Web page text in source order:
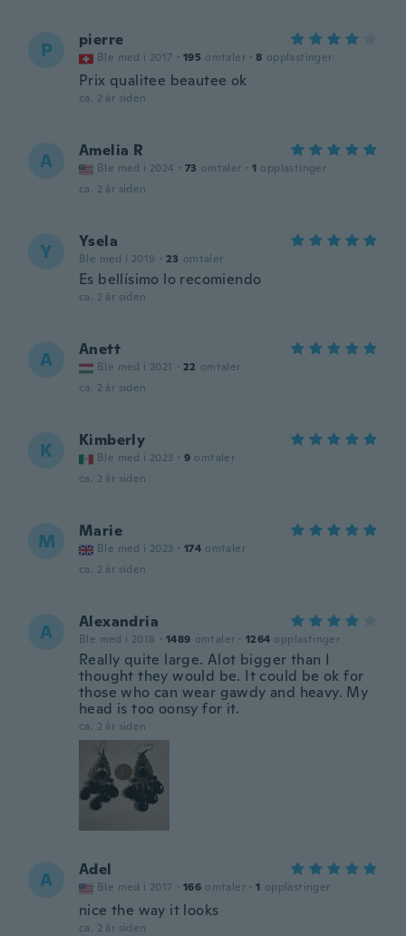
P pierre
Ble med i 2017 · 195 omtaler · 8 opplastinger
Prix qualitee beautee ok
ca. 2 år siden
A Amelia R
Ble med i 2024 · 73 omtaler · 1 opplastinger
ca. 2 år siden
Y Ysela
Ble med i 2019 · 23 omtaler
Es bellísimo lo recomiendo
ca. 2 år siden
A Anett
Ble med i 2021 · 22 omtaler
ca. 2 år siden
K Kimberly
Ble med i 2023 · 9 omtaler
ca. 2 år siden
M Marie
Ble med i 2023 · 174 omtaler
ca. 2 år siden
A Alexandria
Ble med i 2018 · 1489 omtaler · 1264 opplastinger
Really quite large. Alot bigger than I
thought they would be. It could be ok for
those who can wear gawdy and heavy. My
head is too oonsy for it.
ca. 2 år siden
A Adel
Ble med i 2017 · 166 omtaler · 1 opplastinger
nice the way it looks
ca. 2 år siden